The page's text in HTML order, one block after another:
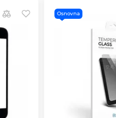
Osnovna